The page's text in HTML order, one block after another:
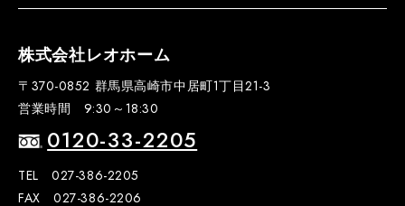
株式会社レオホーム
〒370-0852 群馬県高崎市中居町1丁目21-3
営業時間 9:30～18:30
0120-33-2205
TEL 027-386-2205
FAX 027-386-2206